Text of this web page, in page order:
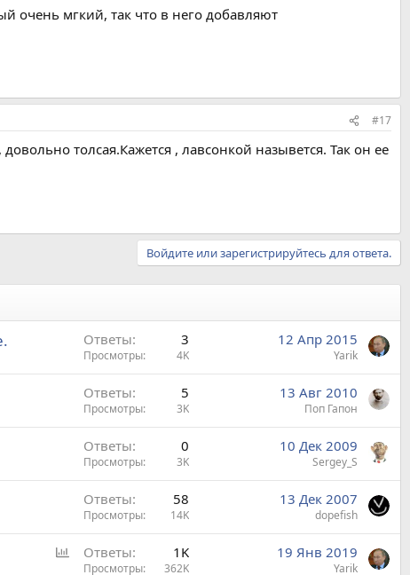
очень мгкий, так что в него добавляют
#17
толсая.Кажется , лавсонкой назывется. Так он ее
Войдите или зарегистрируйтесь для ответа.
Ответы 3
Просмотры 4K
12 Апр 2015
Yarik
Ответы 5
Просмотры 3K
13 Авг 2010
Поп Гапон
Ответы 0
Просмотры 3K
10 Дек 2009
Sergey_S
Ответы 58
Просмотры 14K
13 Дек 2007
dopefish
Ответы 1K
Просмотры 362K
19 Янв 2019
Yarik